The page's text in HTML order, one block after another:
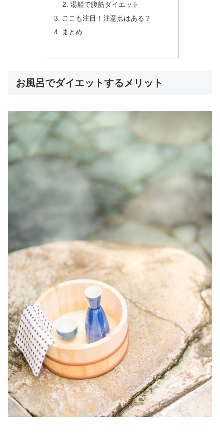
湯船で腹筋ダイエット
ここも注目！注意点はある？
まとめ
お風呂でダイエットするメリット